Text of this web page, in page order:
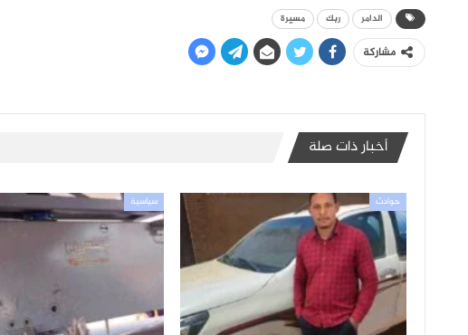
الدامر ربك مسيرة
مشاركة
أخبار ذات صلة
حوادث سياسية